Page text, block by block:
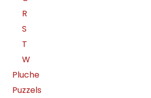
R
S
T
W
Pluche
Puzzels